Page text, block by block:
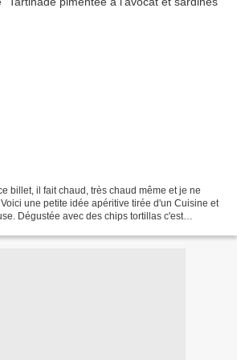
billet, il fait chaud, très chaud même et je ne
une petite idée apéritive tirée d'un Cuisine et
Dégustée avec des chips tortillas c'est